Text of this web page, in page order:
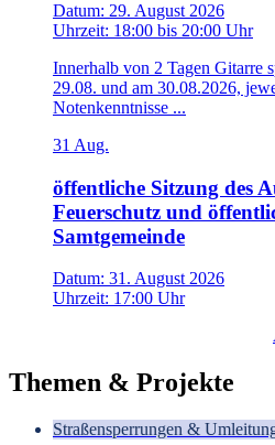
Datum: 29. August 2026
Uhrzeit: 18:00 bis 20:00 Uhr
Innerhalb von 2 Tagen Gitarre
29.08. und am 30.08.2026,
Notenkenntnisse ...
31 Aug.
öffentliche Sitzung des
Feuerschutz und
Samtgemeinde
Datum: 31. August 2026
Uhrzeit: 17:00 Uhr
Themen & Projekte
Straßensperrungen &